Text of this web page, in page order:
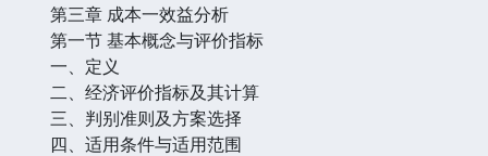
第三章 成本一效益分析
第一节 基本概念与评价指标
一、定义
二、经济评价指标及其计算
三、判别准则及方案选择
四、适用条件与适用范围